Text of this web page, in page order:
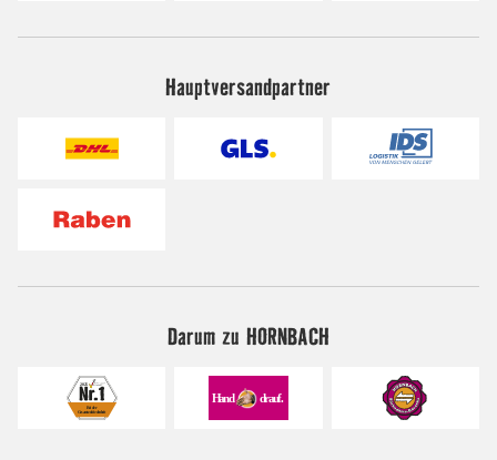
Hauptversandpartner
Darum zu HORNBACH